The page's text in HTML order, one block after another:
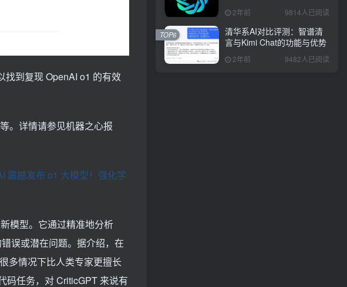
找到复现 OpenAI o1 的有效
。详情请参见机器之心报
震撼发布 o1 大模型！强化学
模型。它通过精准地分析
误或潜在问题。据介绍，在
多情况下比人类专家更擅长
码任务，对 CriticGPT 来说有
2年前 9814人已阅读
清华系AI对比评测：智谱清
言与Kimi Chat的功能与优势
2年前 9482人已阅读
TOP6